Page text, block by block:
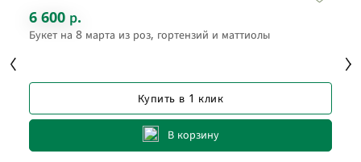
6 600 р.
Букет на 8 марта из роз, гортензий и маттиолы
Купить в 1 клик
В корзину